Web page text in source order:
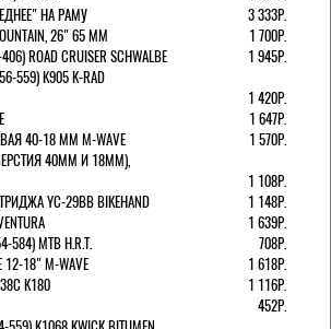
НА РАМУ
3 333Р.
26" 65 ММ
1 700Р.
ROAD CRUISER SCHWALBE
1 945Р.
559) K905 K-RAD
1 420Р.
1 647Р.
40-18 ММ M-WAVE
1 570Р.
40ММ И 18ММ),
1 108Р.
YC-29BB BIKEHAND
1 148Р.
1 639Р.
MTB H.R.T.
708Р.
18" M-WAVE
1 618Р.
K180
1 116Р.
452Р.